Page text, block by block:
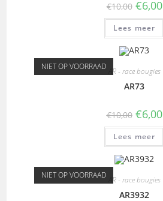
€10,00 €6,00
Lees meer
NIET OP VOORRAAD AR - race bougies
AR73
€10,00 €6,00
Lees meer
NIET OP VOORRAAD AR - race bougies
AR3932